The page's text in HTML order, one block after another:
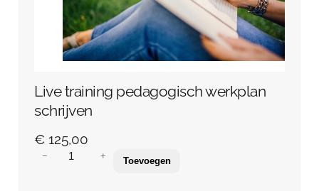
Over Anja Lutz
Blog en Downloads
Aanbod
Themaboeken
Aanbod
Winkelwagen
Mijn account
Contact
Agenda
Live training pedagogisch werkplan
schrijven
€ 125,00
− + Toevoegen